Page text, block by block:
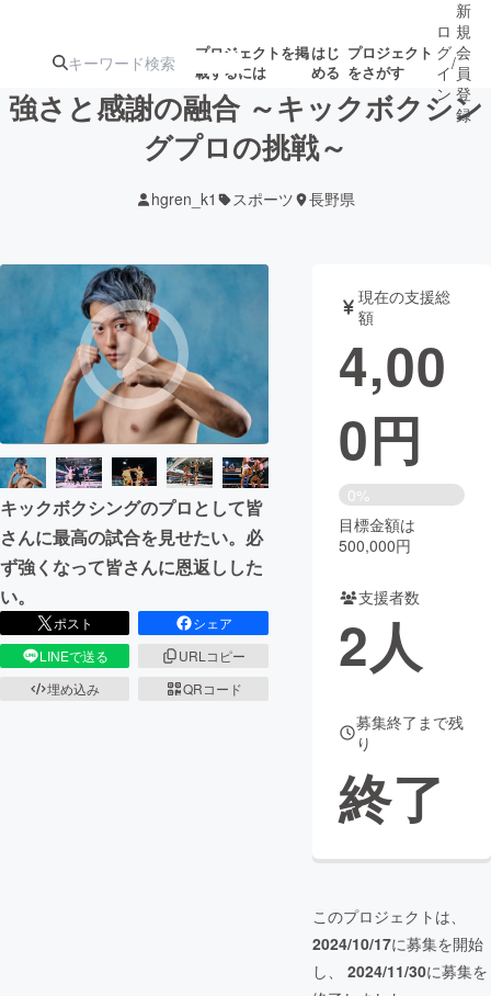
プロジェクトを掲
載するには
はじ
める
プロジェクト
をさがす
ジェクト
ロジェクト
アート・写真 音楽
テクノロジー・ガジェット ゲーム・サ
映像・映画 書籍・雑誌
ビジネス・起業 チャレンジ
まちづくり・地域活性化
CAMPFIRE Creation
CAMPFIREふるさと納税machi-ya コミュニティ
ロ
グ
イ
ン
/
新
規
会
員
登
録
強さと感謝の融合 ～キックボクシン
グプロの挑戦～
hgren_k1 スポーツ 長野県
キックボクシングのプロとして皆
さんに最高の試合を見せたい。必
ず強くなって皆さんに恩返しした
い。
ポスト
シェア
LINEで送る
URLコピー
埋め込み
QRコード
現在の支援総
額
4,00
0円
0%
目標金額は
500,000円
支援者数
2人
募集終了まで残
り
終了
このプロジェクトは、
2024/10/17に募集を開始
し、 2024/11/30に募集を